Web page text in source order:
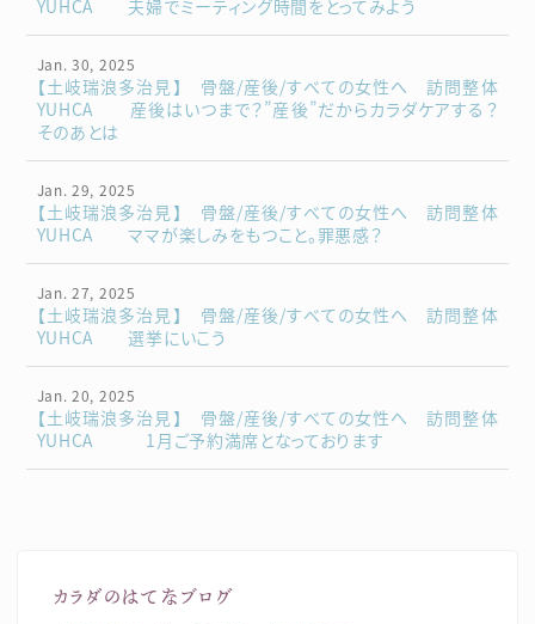
YUHCA 夫婦でミーティング時間をとってみよう
Jan. 30, 2025
【土岐瑞浪多治見】 骨盤/産後/すべての女性へ 訪問整体
YUHCA 産後はいつまで？”産後”だからカラダケアする？
そのあとは
Jan. 29, 2025
【土岐瑞浪多治見】 骨盤/産後/すべての女性へ 訪問整体
YUHCA ママが楽しみをもつこと。罪悪感？
Jan. 27, 2025
【土岐瑞浪多治見】 骨盤/産後/すべての女性へ 訪問整体
YUHCA 選挙にいこう
Jan. 20, 2025
【土岐瑞浪多治見】 骨盤/産後/すべての女性へ 訪問整体
YUHCA 1月ご予約満席となっております
カラダのはてなブログ